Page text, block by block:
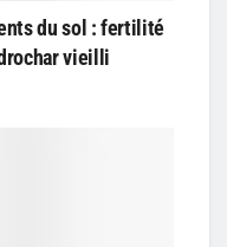
du sol : fertilité
vieilli